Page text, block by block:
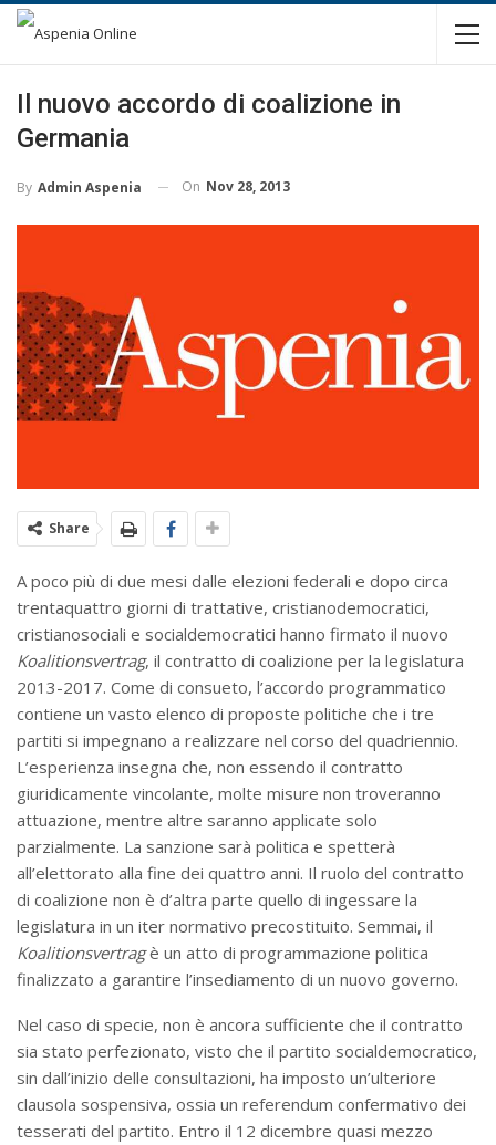
Il nuovo accordo di coalizione in
Germania
By Admin Aspenia On Nov 28, 2013
Share
A poco più di due mesi dalle elezioni federali e dopo circa
trentaquattro giorni di trattative, cristianodemocratici,
cristianosociali e socialdemocratici hanno firmato il nuovo
Koalitionsvertrag, il contratto di coalizione per la legislatura
2013-2017. Come di consueto, l’accordo programmatico
contiene un vasto elenco di proposte politiche che i tre
partiti si impegnano a realizzare nel corso del quadriennio.
L’esperienza insegna che, non essendo il contratto
giuridicamente vincolante, molte misure non troveranno
attuazione, mentre altre saranno applicate solo
parzialmente. La sanzione sarà politica e spetterà
all’elettorato alla fine dei quattro anni. Il ruolo del contratto
di coalizione non è d’altra parte quello di ingessare la
legislatura in un iter normativo precostituito. Semmai, il
Koalitionsvertragè un atto di programmazione politica
finalizzato a garantire l’insediamento di un nuovo governo.
Nel caso di specie, non è ancora sufficiente che il contratto
sia stato perfezionato, visto che il partito socialdemocratico,
sin dall’inizio delle consultazioni, ha imposto un’ulteriore
clausola sospensiva, ossia un referendum confermativo dei
tesserati del partito. Entro il 12 dicembre quasi mezzo